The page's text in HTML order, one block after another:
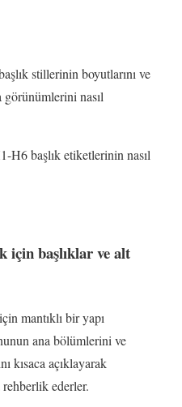
stillerinin boyutlarını ve
nasıl
H6 başlık etiketlerinin nasıl
için başlıklar ve alt
mantıklı bir yapı
ana bölümlerini ve
kısaca açıklayarak
ederler.